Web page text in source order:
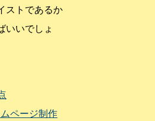
ストであるか
いいでしょ
ページ制作